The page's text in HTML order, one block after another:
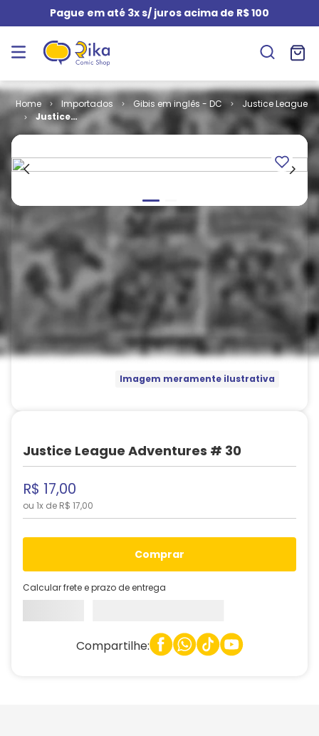
Pague em até 3x s/ juros acima de R$ 100
Importados Gibis em inglês - DC
Justice League
Justice
League
30
Imagem meramente ilustrativa
Justice League Adventures # 30
R$ 17,00
ou 1x de R$ 17,00
comprar
Calcular frete e prazo de entrega
Compartilhe: